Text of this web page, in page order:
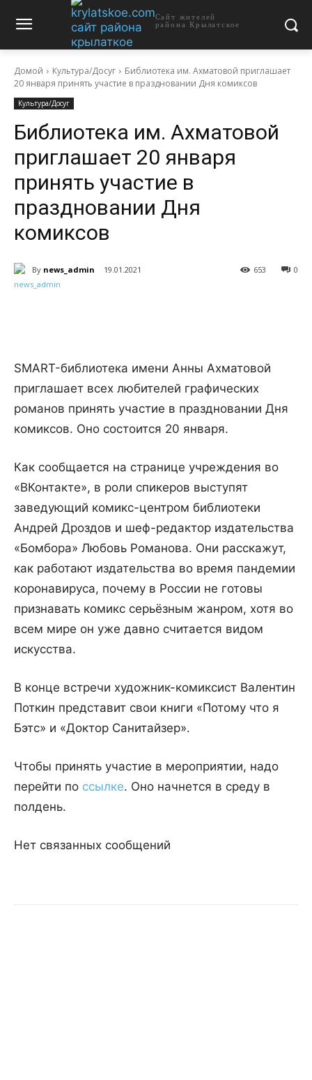
Сайт жителей
района Крылатское
Домой Культура/Досуг
Библиотека им. Ахматовой приглашает
20 января принять участие в праздновании Дня комиксов
Культура/Досуг
Библиотека им. Ахматовой
приглашает 20 января
принять участие в
праздновании Дня
комиксов
By news_admin 19.01.2021 0
653
SMART-библиотека имени Анны Ахматовой
приглашает всех любителей графических
романов принять участие в праздновании Дня
комиксов. Оно состоится 20 января.
Как сообщается на странице учреждения во
«ВКонтакте», в роли спикеров выступят
заведующий комикс-центром библиотеки
Андрей Дроздов и шеф-редактор издательства
«Бомбора» Любовь Романова. Они расскажут,
как работают издательства во время пандемии
коронавируса, почему в России не готовы
признавать комикс серьёзным жанром, хотя во
всем мире он уже давно считается видом
искусства.
В конце встречи художник-комиксист Валентин
Поткин представит свои книги «Потому что я
Бэтс» и «Доктор Санитайзер».
Чтобы принять участие в мероприятии, надо
перейти по ссылке. Оно начнется в среду в
полдень.
Нет связанных сообщений